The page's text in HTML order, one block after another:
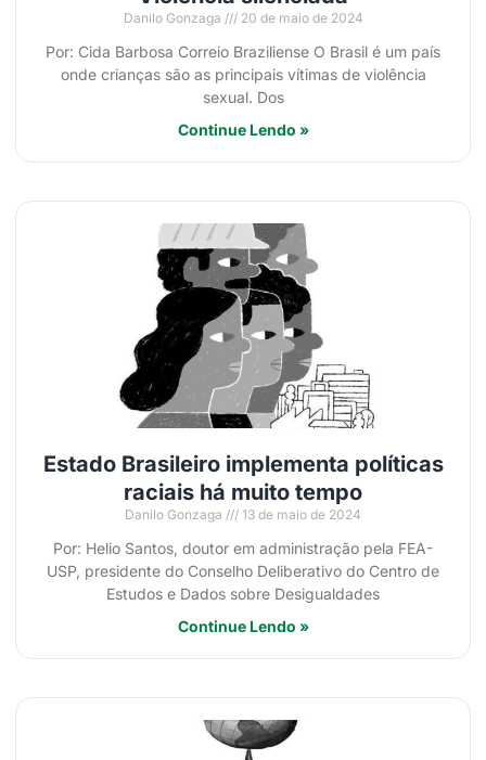
Danilo Gonzaga 20 de maio de 2024
Por: Cida Barbosa Correio Braziliense O Brasil é um país
onde crianças são as principais vítimas de violência
sexual. Dos
Continue Lendo »
Estado Brasileiro implementa políticas
raciais há muito tempo
Danilo Gonzaga 13 de maio de 2024
Por: Helio Santos, doutor em administração pela FEA-
USP, presidente do Conselho Deliberativo do Centro de
Estudos e Dados sobre Desigualdades
Continue Lendo »